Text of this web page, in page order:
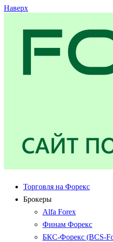
Наверх
Торговля на Форекс
Брокеры
Alfa Forex
Финам Форекс
БКС-Форекс (BCS-